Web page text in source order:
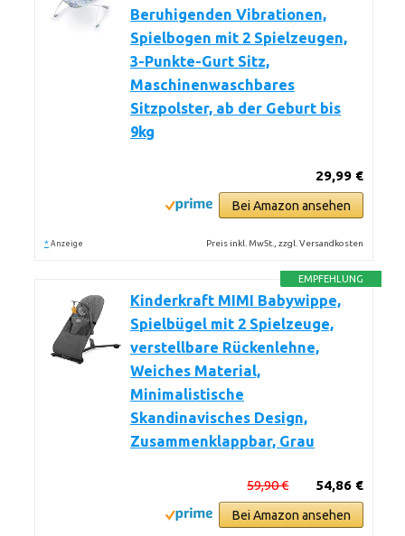
Beruhigenden Vibrationen,
Spielbogen mit 2 Spielzeugen,
3-Punkte-Gurt Sitz,
Maschinenwaschbares
Sitzpolster, ab der Geburt bis
9kg
29,99 €
Bei Amazon ansehen
* Anzeige Preis inkl. MwSt., zzgl. Versandkosten
EMPFEHLUNG
Kinderkraft MIMI Babywippe,
Spielbügel mit 2 Spielzeuge,
verstellbare Rückenlehne,
Weiches Material,
Minimalistische
Skandinavisches Design,
Zusammenklappbar, Grau
54,86 €
59,90 €
Bei Amazon ansehen